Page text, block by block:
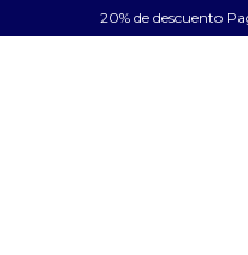
20% de descuento